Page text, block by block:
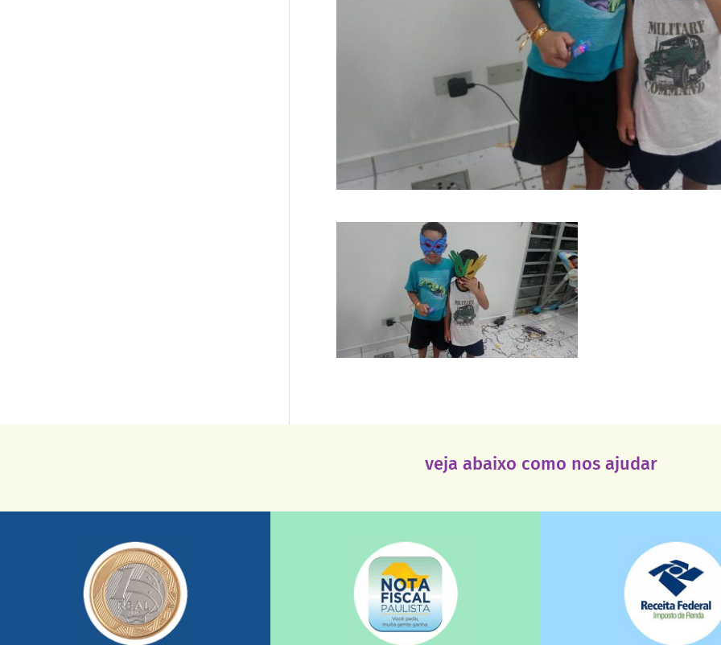
veja abaixo como nos ajudar
mostrando tudo o que fizemos com a
sua ajuda somada a de outras pessoas.
saiba mais
saiba mais saiba mais